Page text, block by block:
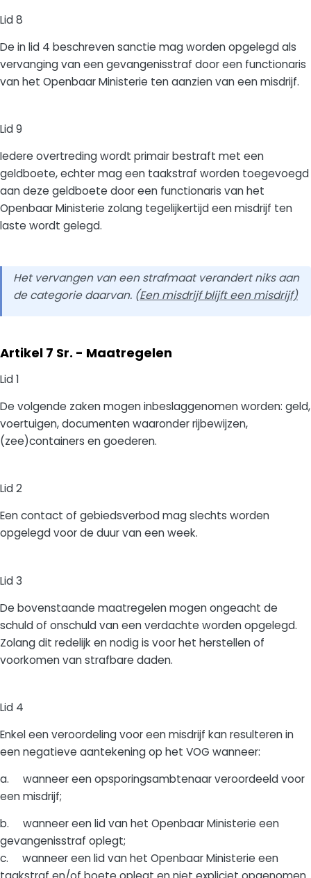
Lid 8
De in lid 4 beschreven sanctie mag worden opgelegd als
vervanging van een gevangenisstraf door een functionaris
van het Openbaar Ministerie ten aanzien van een misdrijf.
Lid 9
Iedere overtreding wordt primair bestraft met een
geldboete, echter mag een taakstraf worden toegevoegd
aan deze geldboete door een functionaris van het
Openbaar Ministerie zolang tegelijkertijd een misdrijf ten
laste wordt gelegd.
Het vervangen van een strafmaat verandert niks aan
de categorie daarvan. (Een misdrijf blijft een misdrijf)
Artikel 7 Sr. - Maatregelen
Lid 1
De volgende zaken mogen inbeslaggenomen worden: geld,
voertuigen, documenten waaronder rijbewijzen,
(zee)containers en goederen.
Lid 2
Een contact of gebiedsverbod mag slechts worden
opgelegd voor de duur van een week.
Lid 3
De bovenstaande maatregelen mogen ongeacht de
schuld of onschuld van een verdachte worden opgelegd.
Zolang dit redelijk en nodig is voor het herstellen of
voorkomen van strafbare daden.
Lid 4
Enkel een veroordeling voor een misdrijf kan resulteren in
een negatieve aantekening op het VOG wanneer:
a. wanneer een opsporingsambtenaar veroordeeld voor
een misdrijf;
b. wanneer een lid van het Openbaar Ministerie een
gevangenisstraf oplegt;
c. wanneer een lid van het Openbaar Ministerie een